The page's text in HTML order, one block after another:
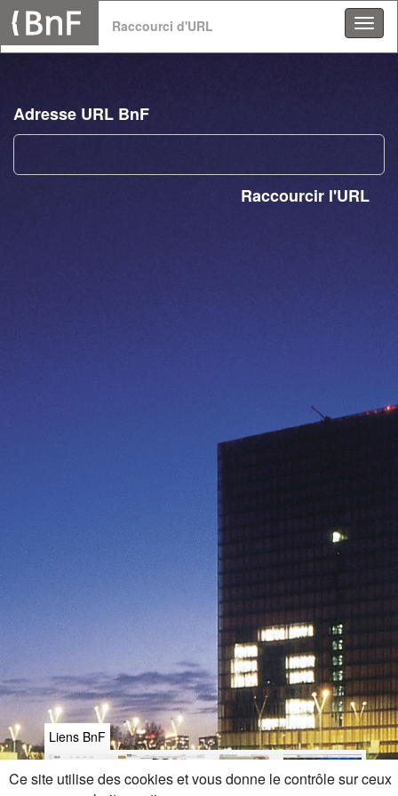
Panneau de gestion des cookies
Ce site utilise des cookies et vous donne le contrôle sur ceux
Raccourci d'URL
Adresse URL BnF
Raccourcir l'URL
Liens BnF